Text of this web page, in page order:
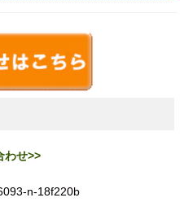
わせ>>
n-18f220b